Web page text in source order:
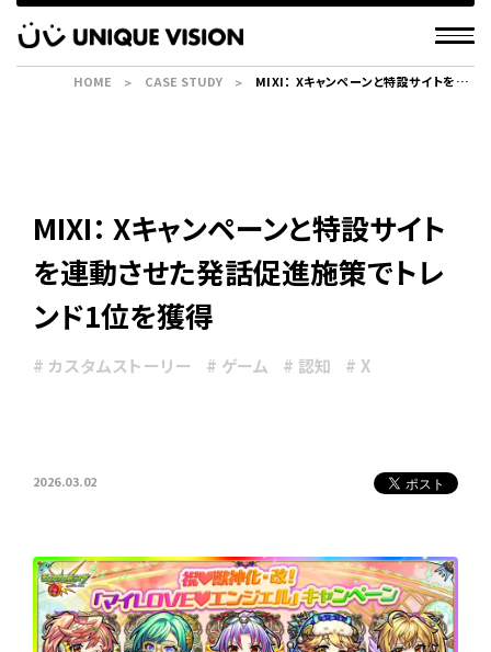
MIXI： Xキャンペーンと特設サイト
を連動させた発話促進施策でトレ
ンド1位を獲得
# カスタムストーリー # ゲーム # 認知 # X
2026.03.02
HOME CASE STUDY
MIXI： Xキャンペーンと特設サイトを連